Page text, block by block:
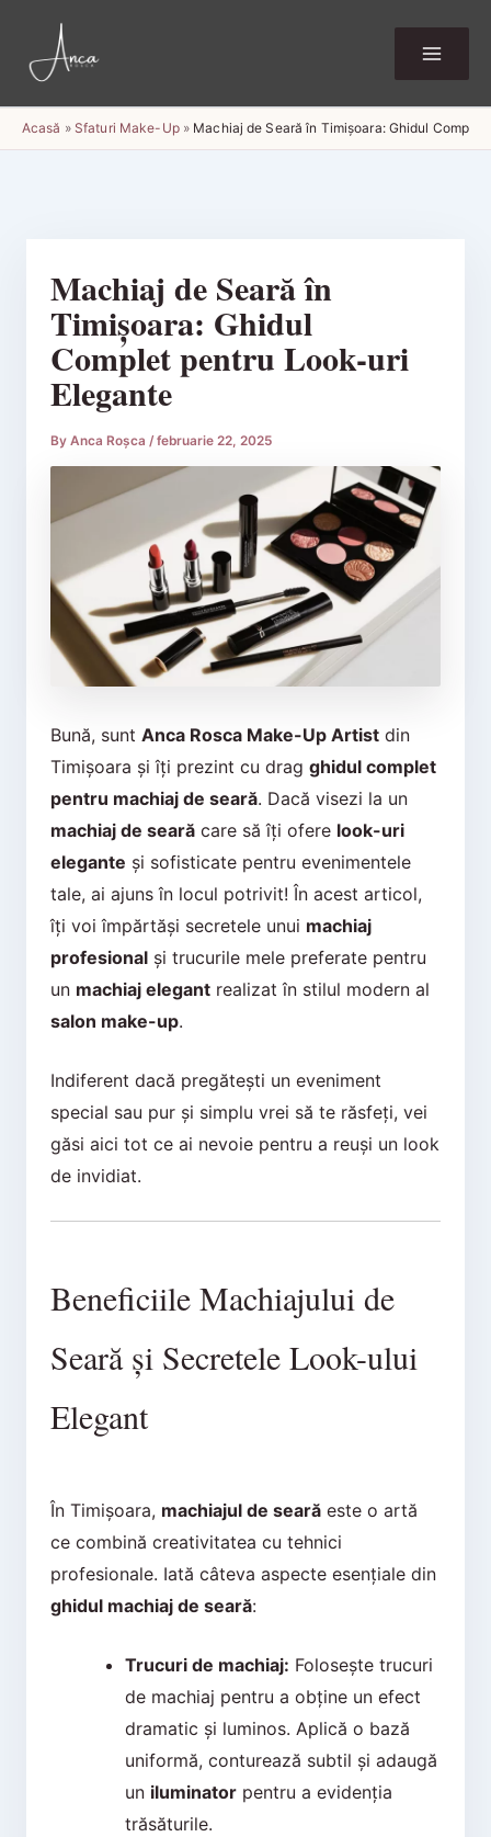
content
Acasă » Sfaturi Make-Up» Machiaj de Seară în Timișoara: Ghidul
Machiaj de Seară în
Timișoara: Ghidul
Complet pentru Look-uri
Elegante
By Anca Roșca /februarie 22, 2025
Bună, sunt Anca Rosca Make-Up Artistdin
Timișoara și îți prezint cu drag ghidul complet
pentru machiaj de seară. Dacă visezi la un
machiaj de searăcare să îți ofere look-uri
elegante și sofisticate pentru evenimentele
tale, ai ajuns în locul potrivit! În acest articol,
îți voi împărtăși secretele unui machiaj
profesionalși trucurile mele preferate pentru
un machiaj elegantrealizat în stilul modern al
salon make-up.
Indiferent dacă pregătești un eveniment
special sau pur și simplu vrei să te răsfeți, vei
găsi aici tot ce ai nevoie pentru a reuși un look
de invidiat.
Beneficiile Machiajului de
Seară și Secretele Look-ului
Elegant
În Timișoara, machiajul de searăeste o artă
ce combină creativitatea cu tehnici
profesionale. Iată câteva aspecte esențiale din
ghidul machiaj de seară:
Trucuri de machiaj: Folosește trucuri
de machiaj pentru a obține un efect
dramatic și luminos. Aplică o bază
uniformă, conturează subtil și adaugă
un iluminatorpentru a evidenția
trăsăturile.